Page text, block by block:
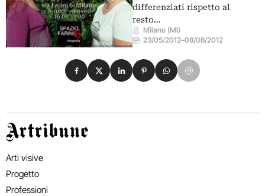
differenziati rispetto al
resto…
Milano (MI)
23/05/2012–08/06/2012
Condividi su Facebook
Condividi su X
Condividi su LinkedIn
Condividi su Pinterest
Condividi su WhatsApp
Condividi su Email
Artribune
Arti visive
Progetto
Professioni